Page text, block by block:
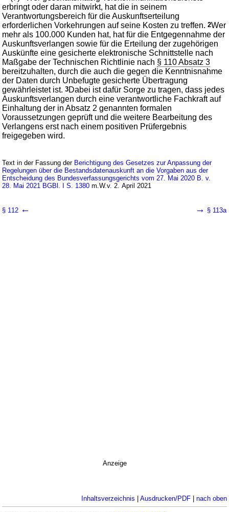
erbringt oder daran mitwirkt, hat die in seinem
Verantwortungsbereich für die Auskunftserteilung
erforderlichen Vorkehrungen auf seine Kosten zu treffen.2Wer
mehr als 100.000 Kunden hat, hat für die Entgegennahme der
Auskunftsverlangen sowie für die Erteilung der zugehörigen
Auskünfte eine gesicherte elektronische Schnittstelle nach
Maßgabe der Technischen Richtlinie nach § 110 Absatz 3
bereitzuhalten, durch die auch die gegen die Kenntnisnahme
der Daten durch Unbefugte gesicherte Übertragung
gewährleistet ist.3Dabei ist dafür Sorge zu tragen, dass jedes
Auskunftsverlangen durch eine verantwortliche Fachkraft auf
Einhaltung der in Absatz 2 genannten formalen
Voraussetzungen geprüft und die weitere Bearbeitung des
Verlangens erst nach einem positiven Prüfergebnis
freigegeben wird.
Text in der Fassung der Berichtigung des Gesetzes zur Anpassung der
Regelungen über die Bestandsdatenauskunft an die Vorgaben aus der
Entscheidung des Bundesverfassungsgerichts vom 27. Mai 2020 B. v.
28. Mai 2021 BGBl. I S. 1380 m.W.v. 2. April 2021
§ 112 ← → § 113a
Anzeige
Inhaltsverzeichnis | Ausdrucken/PDF| nach oben